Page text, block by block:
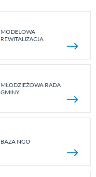
MODELOWA
REWITALIZACJA
MŁODZIEŻOWA RADA
GMINY
BAZA NGO